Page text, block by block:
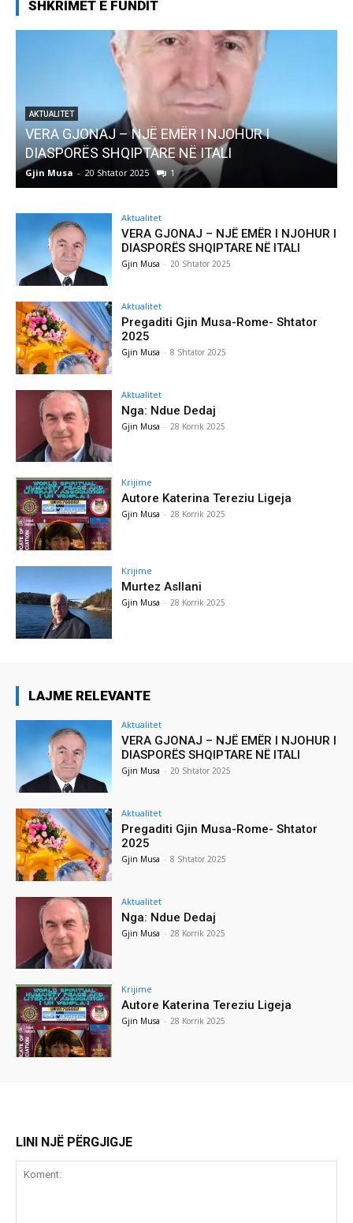
SHKRIMET E FUNDIT
AKTUALITET
Pregaditi Gjin Musa-Rome- Shtator 2025
Gjin Musa - 8 Shtator 2025 0
Aktualitet
VERA GJONAJ – NJË EMËR I NJOHUR I
DIASPORËS SHQIPTARE NË ITALI
Gjin Musa - 20 Shtator 2025
Aktualitet
Pregaditi Gjin Musa-Rome- Shtator
2025
Gjin Musa - 8 Shtator 2025
Aktualitet
Nga: Ndue Dedaj
Gjin Musa - 28 Korrik 2025
Krijime
Autore Katerina Tereziu Ligeja
Gjin Musa - 28 Korrik 2025
Krijime
Murtez Asllani
Gjin Musa - 28 Korrik 2025
LAJME RELEVANTE
Aktualitet
VERA GJONAJ – NJË EMËR I NJOHUR I
DIASPORËS SHQIPTARE NË ITALI
Gjin Musa - 20 Shtator 2025
Aktualitet
Pregaditi Gjin Musa-Rome- Shtator
2025
Gjin Musa - 8 Shtator 2025
Aktualitet
Nga: Ndue Dedaj
Gjin Musa - 28 Korrik 2025
Krijime
Autore Katerina Tereziu Ligeja
Gjin Musa - 28 Korrik 2025
LINI NJË PËRGJIGJE